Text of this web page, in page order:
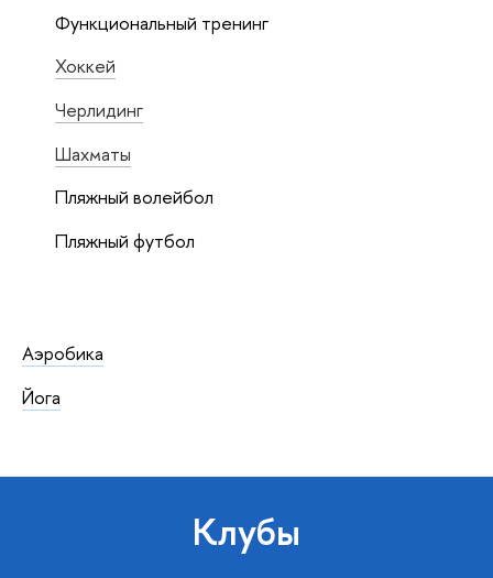
Функциональный тренинг
Хоккей
Черлидинг
Шахматы
Пляжный волейбол
Пляжный футбол
Аэробика
Йога
Клубы